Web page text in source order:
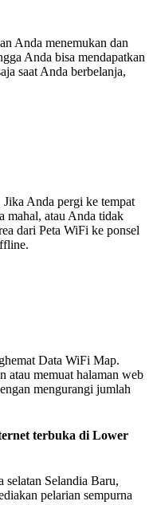
Anda menemukan dan
Anda bisa mendapatkan
saat Anda berbelanja,
Anda pergi ke tempat
mahal, atau Anda tidak
dari Peta WiFi ke ponsel
Data WiFi Map.
atau memuat halaman web
mengurangi jumlah
terbuka di Lower
Selandia Baru,
pelarian sempurna